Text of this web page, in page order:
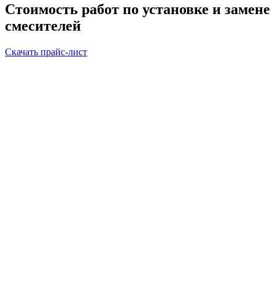
Стоимость работ по установке и замене
смесителей
Скачать прайс-лист